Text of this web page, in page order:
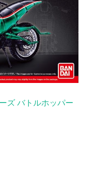
ズ バトルホッパー